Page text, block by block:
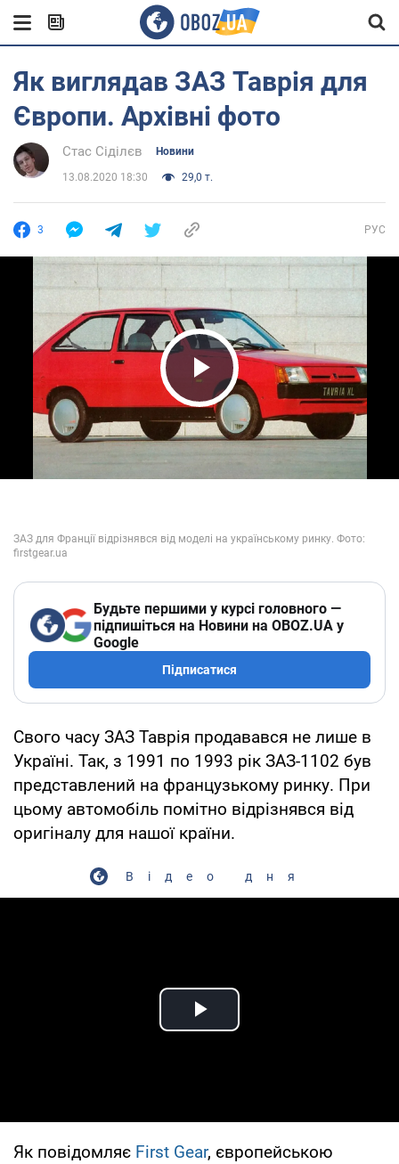
Як виглядав ЗАЗ Таврія для
Європи. Архівні фото
Стас Сіділєв Новини
13.08.2020 18:30 29,0 т.
3 РУС
Play Video
Будьте першими у курсі головного —
підпишіться на Новини на OBOZ.UA у
Google
Підписатися
Свого часу ЗАЗ Таврія продавався не лише в
Україні. Так, з 1991 по 1993 рік ЗАЗ-1102 був
представлений на французькому ринку. При
цьому автомобіль помітно відрізнявся від
оригіналу для нашої країни.
Відео дня
Play Video
Як повідомляє First Gear, європейською